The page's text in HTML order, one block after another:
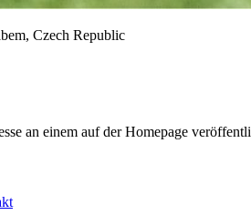
an einem auf der Homepage